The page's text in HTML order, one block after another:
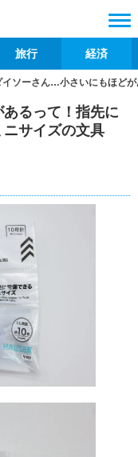
旅行 経済
イソーさん…小さいにもほど
るって！指先に
サイズの文具